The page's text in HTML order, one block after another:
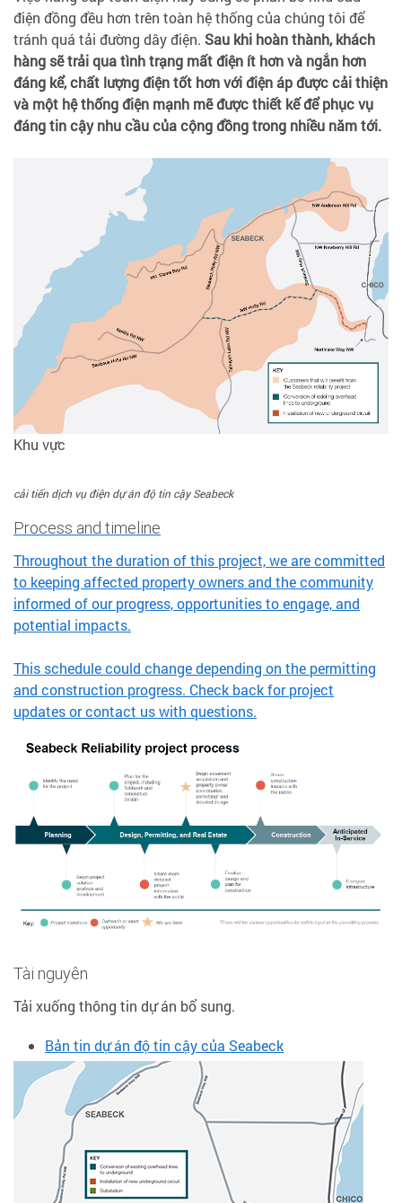
điện đồng đều hơn trên toàn hệ thống của chúng tôi để
tránh quá tải đường dây điện. Sau khi hoàn thành, khách
hàng sẽ trải qua tình trạng mất điện ít hơn và ngắn hơn
đáng kể, chất lượng điện tốt hơn với điện áp được cải thiện
và một hệ thống điện mạnh mẽ được thiết kế để phục vụ
đáng tin cậy nhu cầu của cộng đồng trong nhiều năm tới.
Khu vực
cải tiến dịch vụ điện dự án độ tin cậy Seabeck
Process and timeline
Throughout the duration of this project, we are committed
to keeping affected property owners and the community
informed of our progress, opportunities to engage, and
potential impacts.
This schedule could change depending on the permitting
and construction progress. Check back for project
updates or contact us with questions.
Tài nguyên
Tải xuống thông tin dự án bổ sung.
Bản tin dự án độ tin cậy của Seabeck